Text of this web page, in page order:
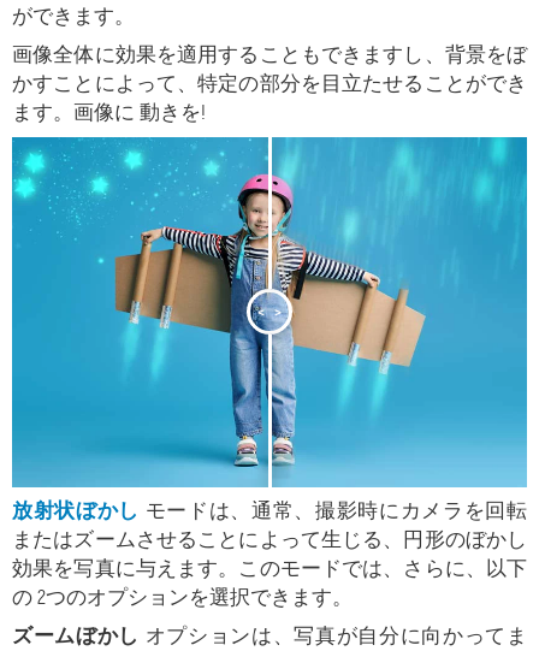
ができます。
画像全体に効果を適用することもできますし、背景をぼ
かすことによって、特定の部分を目立たせることができ
ます。画像に 動きを!
< >
放射状ぼかし モードは、通常、撮影時にカメラを回転
またはズームさせることによって生じる、円形のぼかし
効果を写真に与えます。 このモードでは、さらに、以下
の 2つのオプションを選択できます。
ズームぼかし オプションは、写真が自分に向かってま